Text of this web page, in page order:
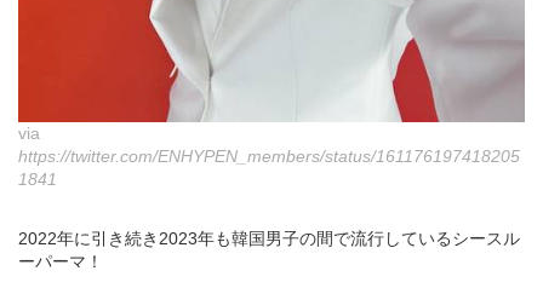
via
https://twitter.com/ENHYPEN_members/status/161176197418205
1841
2022年に引き続き2023年も韓国男子の間で流行しているシースル
ーパーマ！